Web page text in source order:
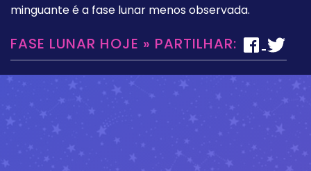
minguante é a fase lunar menos observada.
FASE LUNAR HOJE » PARTILHAR: